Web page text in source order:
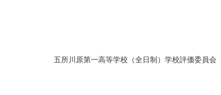
五所川原第一高等学校（全日制）学校評価委員会